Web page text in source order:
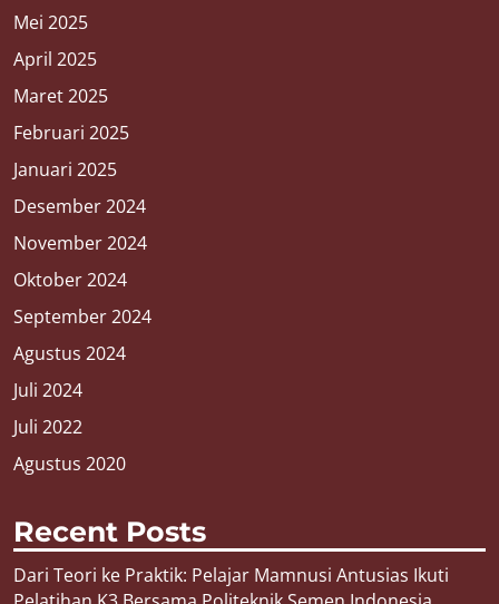
Mei 2025
April 2025
Maret 2025
Februari 2025
Januari 2025
Desember 2024
November 2024
Oktober 2024
September 2024
Agustus 2024
Juli 2024
Juli 2022
Agustus 2020
Recent Posts
Dari Teori ke Praktik: Pelajar Mamnusi Antusias Ikuti